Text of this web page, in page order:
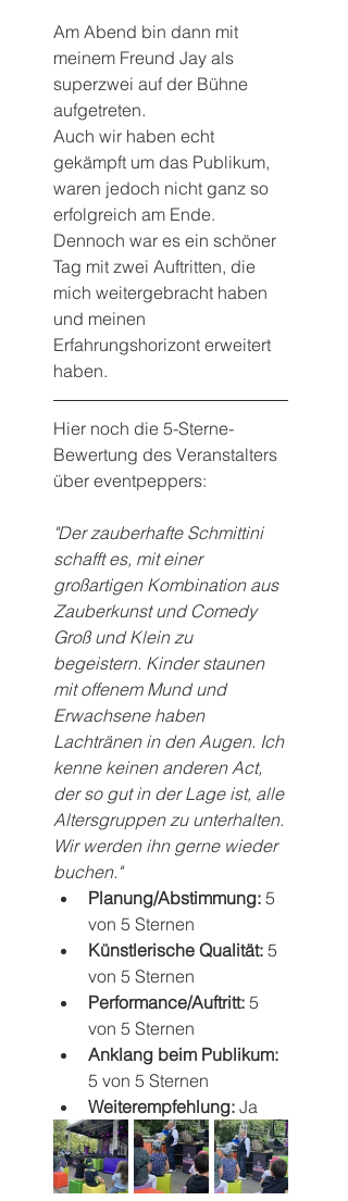
Am Abend bin dann mit
meinem Freund Jay als
superzwei auf der Bühne
aufgetreten.
Auch wir haben echt
gekämpft um das Publikum,
waren jedoch nicht ganz so
erfolgreich am Ende.
Dennoch war es ein schöner
Tag mit zwei Auftritten, die
mich weitergebracht haben
und meinen
Erfahrungshorizont erweitert
haben.
Hier noch die 5-Sterne-
Bewertung des Veranstalters
über eventpeppers:
"Der zauberhafte Schmittini
schafft es, mit einer
großartigen Kombination aus
Zauberkunst und Comedy
Groß und Klein zu
begeistern. Kinder staunen
mit offenem Mund und
Erwachsene haben
Lachtränen in den Augen. Ich
kenne keinen anderen Act,
der so gut in der Lage ist, alle
Altersgruppen zu unterhalten.
Wir werden ihn gerne wieder
buchen."
Planung/Abstimmung: 5
von 5 Sternen
Künstlerische Qualität: 5
von 5 Sternen
Performance/Auftritt: 5
von 5 Sternen
Anklang beim Publikum:
5 von 5 Sternen
Weiterempfehlung: Ja